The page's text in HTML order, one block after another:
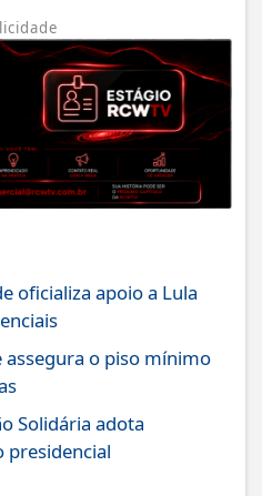
oficializa apoio a Lula
o piso mínimo
Solidária adota
presidencial